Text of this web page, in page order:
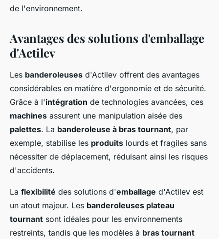
de l'environnement.
Avantages des solutions d'emballage
d'Actilev
Les banderoleuses d'Actilev offrent des avantages
considérables en matière d'ergonomie et de sécurité.
Grâce à l'intégration de technologies avancées, ces
machines assurent une manipulation aisée des
palettes. La banderoleuse à bras tournant, par
exemple, stabilise les produits lourds et fragiles sans
nécessiter de déplacement, réduisant ainsi les risques
d'accidents.
La flexibilité des solutions d'emballage d'Actilev est
un atout majeur. Les banderoleuses plateau
tournant sont idéales pour les environnements
restreints, tandis que les modèles à bras tournant